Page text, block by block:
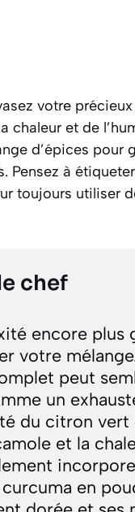
votre
chaleur et de
d’épices pour
Pensez à
toujours utiliser
chef
encore plus
votre
peut
un
du citron vert
et la
en